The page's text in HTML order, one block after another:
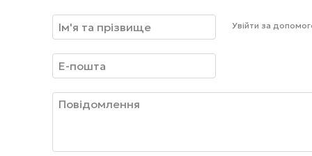
Увійти за